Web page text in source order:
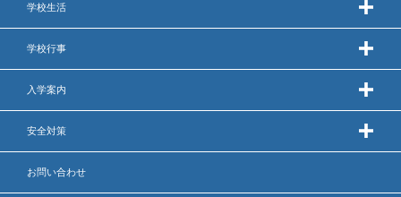
学校生活
学校行事
入学案内
安全対策
お問い合わせ